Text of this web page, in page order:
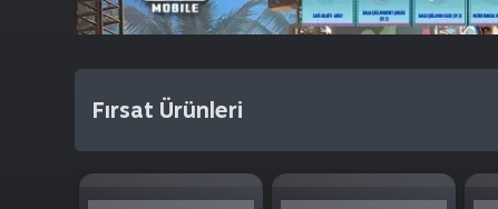
Fırsat Ürünleri